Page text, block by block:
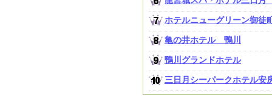
ホテルニューグリーン御徒
亀の井ホテル 鴨川
鴨川グランドホテル
三日月シーパークホテル安